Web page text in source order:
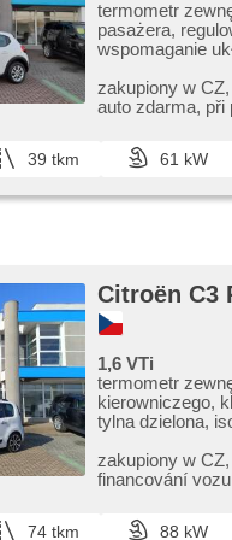
termometr
pasażera,
wspomaganie
opuszczane
zdalne,
czujnik
zakupiony w
auto zdarma,​ při
39 tkm 61 kW
Citroën C3
1,6 VTi
termometr
kierowniczego,
tylna dzielona,
centralne -
ABS,
zakupiony w
74 tkm 88 kW